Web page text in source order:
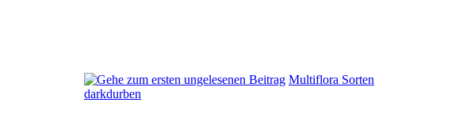
Multiflora Sorten
darkdurben